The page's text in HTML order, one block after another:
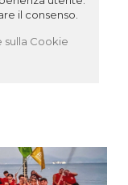
il consenso.
Cookie